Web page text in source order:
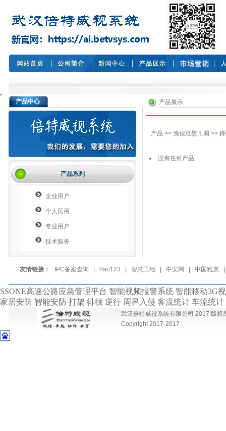
产品中心
产品系列
企业用户
个人民用
专业用户
技术服务
产品展示
产品 >> 浼佷笟鐢ㄦ埛 >>
没有任何产品
友情链接： IPC备案查询 hao123 智慧工地 中安网 中国雅虎
SSONE高速公路应急管理平台 智能视频报警系统 智能移动
家居安防 智能安防 打架 徘徊 逆行 周界入侵 客流统计 车流统
武汉倍特威视系统有限公司 2017 版
Copyright 2017-2017